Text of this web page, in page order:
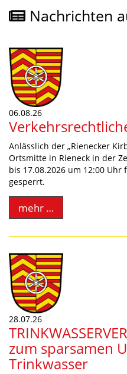
Nachrichten
06.08.26
Anlässlich der „Rienecker
Ortsmitte in Rieneck in der
bis 17.08.2026 um 12:00
gesperrt.
mehr …
28.07.26
zum sparsamen
Trinkwasser